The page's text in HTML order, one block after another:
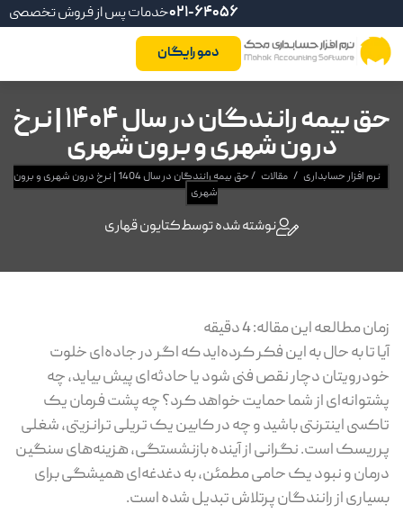
خدمات پس از فروش تخصصی021-64056
دمو رایگان
حق بیمه رانندگان در سال 1404 | نرخ
درون شهری و برون شهری
نرم افزار حسابداری / مقالات /
حق بیمه رانندگان در سال 1404 | نرخ درون شهری و برون
شهری
نوشته شده توسطکتایون قهاری
زمان مطالعه این مقاله:4دقیقه
آیا تا به حال به این فکر کرده‌اید که اگر در جاده‌ای خلوت
خودرویتان دچار نقص فنی شود یا حادثه‌ای پیش بیاید، چه
پشتوانه‌ای از شما حمایت خواهد کرد؟ چه پشت فرمان یک
تاکسی اینترنتی باشید و چه در کابین یک تریلی ترانزیتی، شغلی
پرریسک است. نگرانی از آینده بازنشستگی، هزینه‌های سنگین
درمان و نبود یک حامی مطمئن، به دغدغه‌ای همیشگی برای
بسیاری از رانندگان پرتلاش تبدیل شده است.